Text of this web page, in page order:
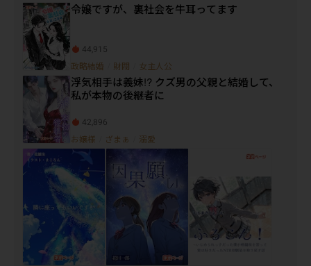
令嬢ですが、裏社会を牛耳ってます
44,915
政略結婚 財閥 女主人公
浮気相手は義妹!? クズ男の父親と結婚して、
私が本物の後継者に
42,896
お嬢様 ざまぁ 溺愛